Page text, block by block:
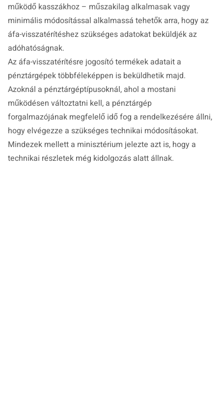
működő kasszákhoz – műszakilag alkalmasak vagy
minimális módosítással alkalmassá tehetők arra, hogy az
áfa-visszatérítéshez szükséges adatokat beküldjék az
adóhatóságnak.
Az áfa-visszatérítésre jogosító termékek adatait a
pénztárgépek többféleképpen is beküldhetik majd.
Azoknál a pénztárgéptípusoknál, ahol a mostani
működésen változtatni kell, a pénztárgép
forgalmazójának megfelelő idő fog a rendelkezésére állni,
hogy elvégezze a szükséges technikai módosításokat.
Mindezek mellett a minisztérium jelezte azt is, hogy a
technikai részletek még kidolgozás alatt állnak.